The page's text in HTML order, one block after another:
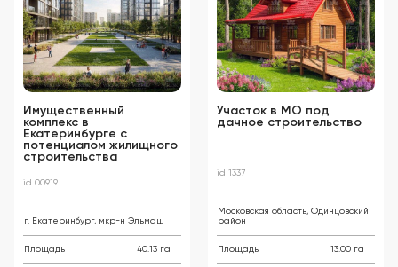
Имущественный
комплекс в
Екатеринбурге с
потенциалом жилищного
строительства
id 00919
г. Екатеринбург, мкр-н Эльмаш
Площадь 40.13 га
Участок в МО под
дачное строительство
id 1337
Московская область, Одинцовский
район
Площадь 13.00 га